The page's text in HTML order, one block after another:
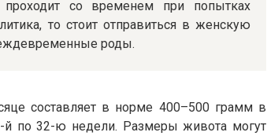
со временем при попытках
то стоит отправиться в женскую
роды.
составляет в норме 400–500 грамм в
по 32-ю недели. Размеры живота могут